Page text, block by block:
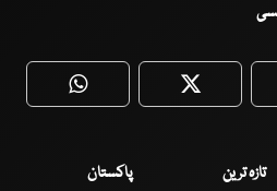
WhatsApp Twitter
تازہ ترین
پاکستان